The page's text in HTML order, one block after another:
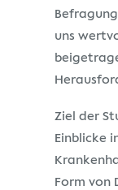
uns
Ziel der
Einblicke
Form von